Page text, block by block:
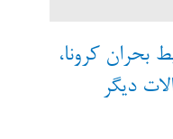
بحران کرونا،
دیگر